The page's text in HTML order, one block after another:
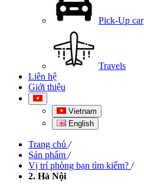
Pick-Up car
Travels
Liên hệ
Giới thiệu
Vietnam
English
Trang chủ /
Sản phẩm /
Vị trí phòng bạn tìm kiếm? /
2. Hà Nội